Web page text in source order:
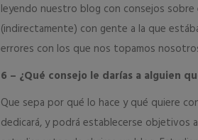
leyendo nuestro blog con consejos sobre
(indirectamente) con gente a la que
errores con los que nos topamos
6 – ¿Qué consejo le darías a alguien
Que sepa por qué lo hace y qué quiere
dedicará, y podrá establecerse objetivos